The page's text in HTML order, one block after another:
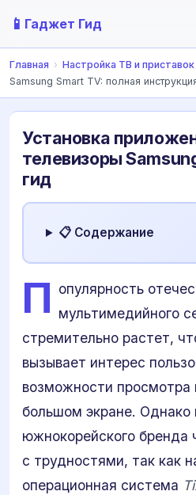
📱 Гаджет Гид
Главная › Настройка ТВ и приставок
Samsung Smart TV: полная
Установка
телевизоры
гид
📋 Содержание
П опулярность
мультимедийного
стремительно растет,
вызывает интерес
возможности просмотра
большом экране. Однако
южнокорейского бренда
с трудностями, так как
операционная система